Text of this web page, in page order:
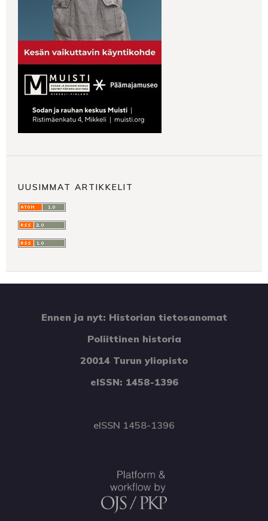
UUSIMMAT ARTIKKELIT
Ennen ja nyt: Historian tietosanomat
Poliittinen historia
20014 Turun yliopisto
eISSN: 1458-1396
eISSN 1458-1396